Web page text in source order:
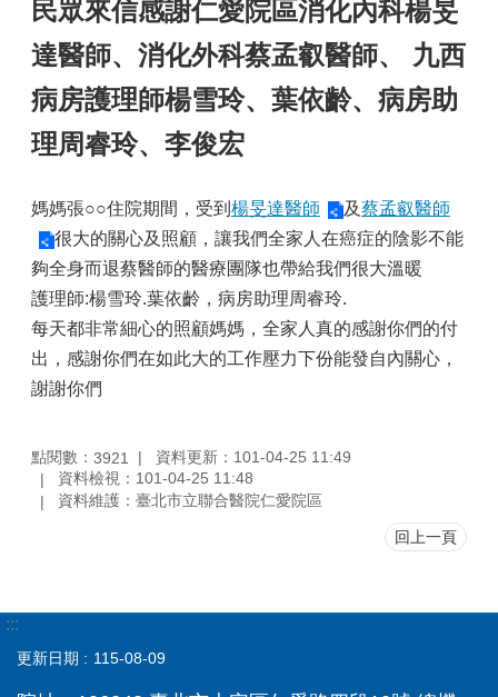
民眾來信感謝仁愛院區消化內科楊旻
達醫師、消化外科蔡孟叡醫師、 九西
病房護理師楊雪玲、葉依齡、病房助
理周睿玲、李俊宏
媽媽張○○住院期間，受到 楊旻達醫師 及蔡孟叡醫師
很大的關心及照顧，讓我們全家人在癌症的陰影不能
夠全身而退蔡醫師的醫療團隊也帶給我們很大溫暖
護理師:楊雪玲.葉依齡，病房助理周睿玲.
每天都非常細心的照顧媽媽，全家人真的感謝你們的付
出，感謝你們在如此大的工作壓力下份能發自內關心，
謝謝你們
點閱數： 3921
資料更新：101-04-25 11:49
資料檢視：101-04-25 11:48
資料維護：臺北市立聯合醫院仁愛院區
回上一頁
:::
更新日期 115-08-09